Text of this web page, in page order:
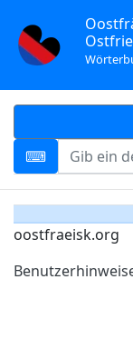
oostfraeisk.org